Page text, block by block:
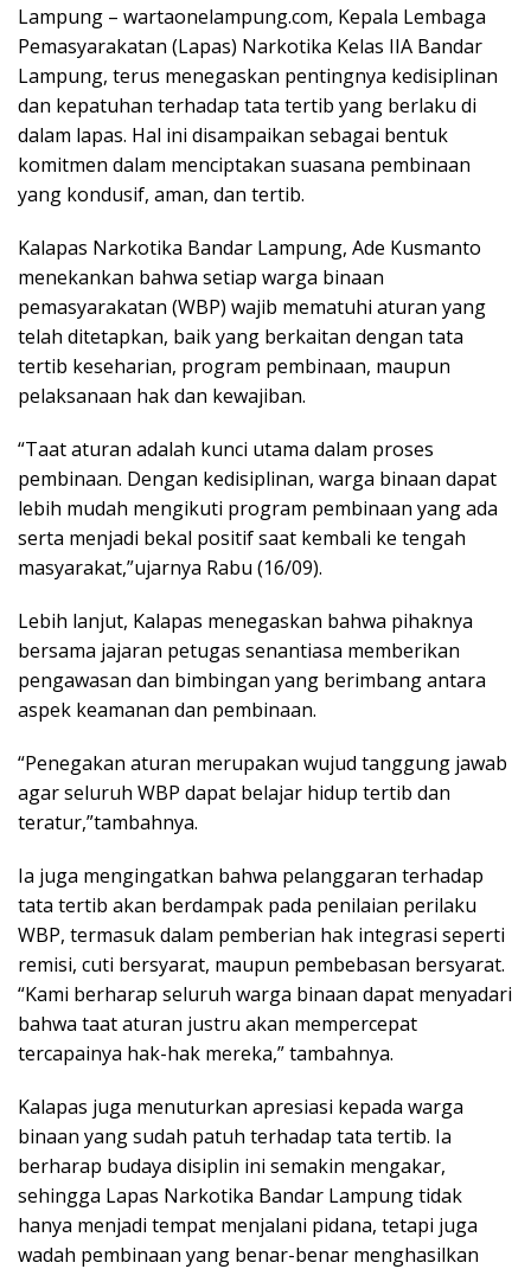
Lampung – wartaonelampung.com, Kepala Lembaga
Pemasyarakatan (Lapas) Narkotika Kelas IIA Bandar
Lampung, terus menegaskan pentingnya kedisiplinan
dan kepatuhan terhadap tata tertib yang berlaku di
dalam lapas. Hal ini disampaikan sebagai bentuk
komitmen dalam menciptakan suasana pembinaan
yang kondusif, aman, dan tertib.
Kalapas Narkotika Bandar Lampung, Ade Kusmanto
menekankan bahwa setiap warga binaan
pemasyarakatan (WBP) wajib mematuhi aturan yang
telah ditetapkan, baik yang berkaitan dengan tata
tertib keseharian, program pembinaan, maupun
pelaksanaan hak dan kewajiban.
“Taat aturan adalah kunci utama dalam proses
pembinaan. Dengan kedisiplinan, warga binaan dapat
lebih mudah mengikuti program pembinaan yang ada
serta menjadi bekal positif saat kembali ke tengah
masyarakat,”ujarnya Rabu (16/09).
Lebih lanjut, Kalapas menegaskan bahwa pihaknya
bersama jajaran petugas senantiasa memberikan
pengawasan dan bimbingan yang berimbang antara
aspek keamanan dan pembinaan.
“Penegakan aturan merupakan wujud tanggung jawab
agar seluruh WBP dapat belajar hidup tertib dan
teratur,”tambahnya.
Ia juga mengingatkan bahwa pelanggaran terhadap
tata tertib akan berdampak pada penilaian perilaku
WBP, termasuk dalam pemberian hak integrasi seperti
remisi, cuti bersyarat, maupun pembebasan bersyarat.
“Kami berharap seluruh warga binaan dapat menyadari
bahwa taat aturan justru akan mempercepat
tercapainya hak-hak mereka,” tambahnya.
Kalapas juga menuturkan apresiasi kepada warga
binaan yang sudah patuh terhadap tata tertib. Ia
berharap budaya disiplin ini semakin mengakar,
sehingga Lapas Narkotika Bandar Lampung tidak
hanya menjadi tempat menjalani pidana, tetapi juga
wadah pembinaan yang benar-benar menghasilkan